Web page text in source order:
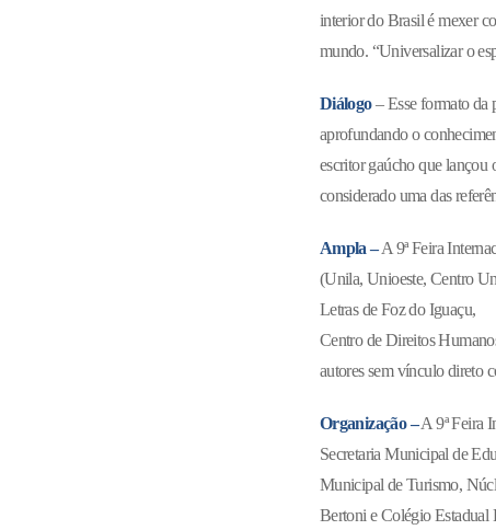
interior do Brasil é mexer
mundo. “Universalizar o
Diálogo– Esse formato da
aprofundando o
escritor gaúcho que lançou
considerado uma das
Ampla –A 9ª Feira
(Unila, Unioeste, Centro
Letras de Foz do Iguaçu,
Centro de Direitos
autores sem vínculo direto
Organização –A 9ª Feira
Secretaria Municipal de
Municipal de Turismo,
Bertoni e Colégio Estadual